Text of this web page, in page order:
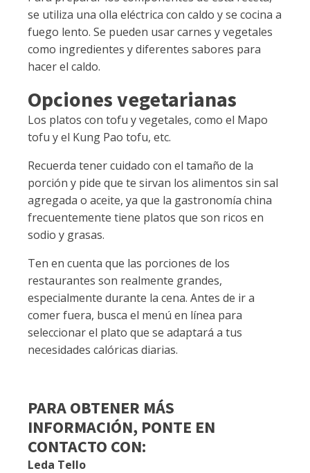
se utiliza una olla eléctrica con caldo y se cocina a
fuego lento. Se pueden usar carnes y vegetales
como ingredientes y diferentes sabores para
hacer el caldo.
Opciones vegetarianas
Los platos con tofu y vegetales, como el Mapo
tofu y el Kung Pao tofu, etc.
Recuerda tener cuidado con el tamaño de la
porción y pide que te sirvan los alimentos sin sal
agregada o aceite, ya que la gastronomía china
frecuentemente tiene platos que son ricos en
sodio y grasas.
Ten en cuenta que las porciones de los
restaurantes son realmente grandes,
especialmente durante la cena. Antes de ir a
comer fuera, busca el menú en línea para
seleccionar el plato que se adaptará a tus
necesidades calóricas diarias.
PARA OBTENER MÁS
INFORMACIÓN, PONTE EN
CONTACTO CON:
Leda Tello